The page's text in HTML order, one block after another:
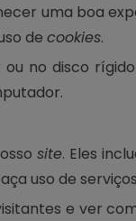
uma boa
de cookies.
no disco
site. Eles
uso de
e ver